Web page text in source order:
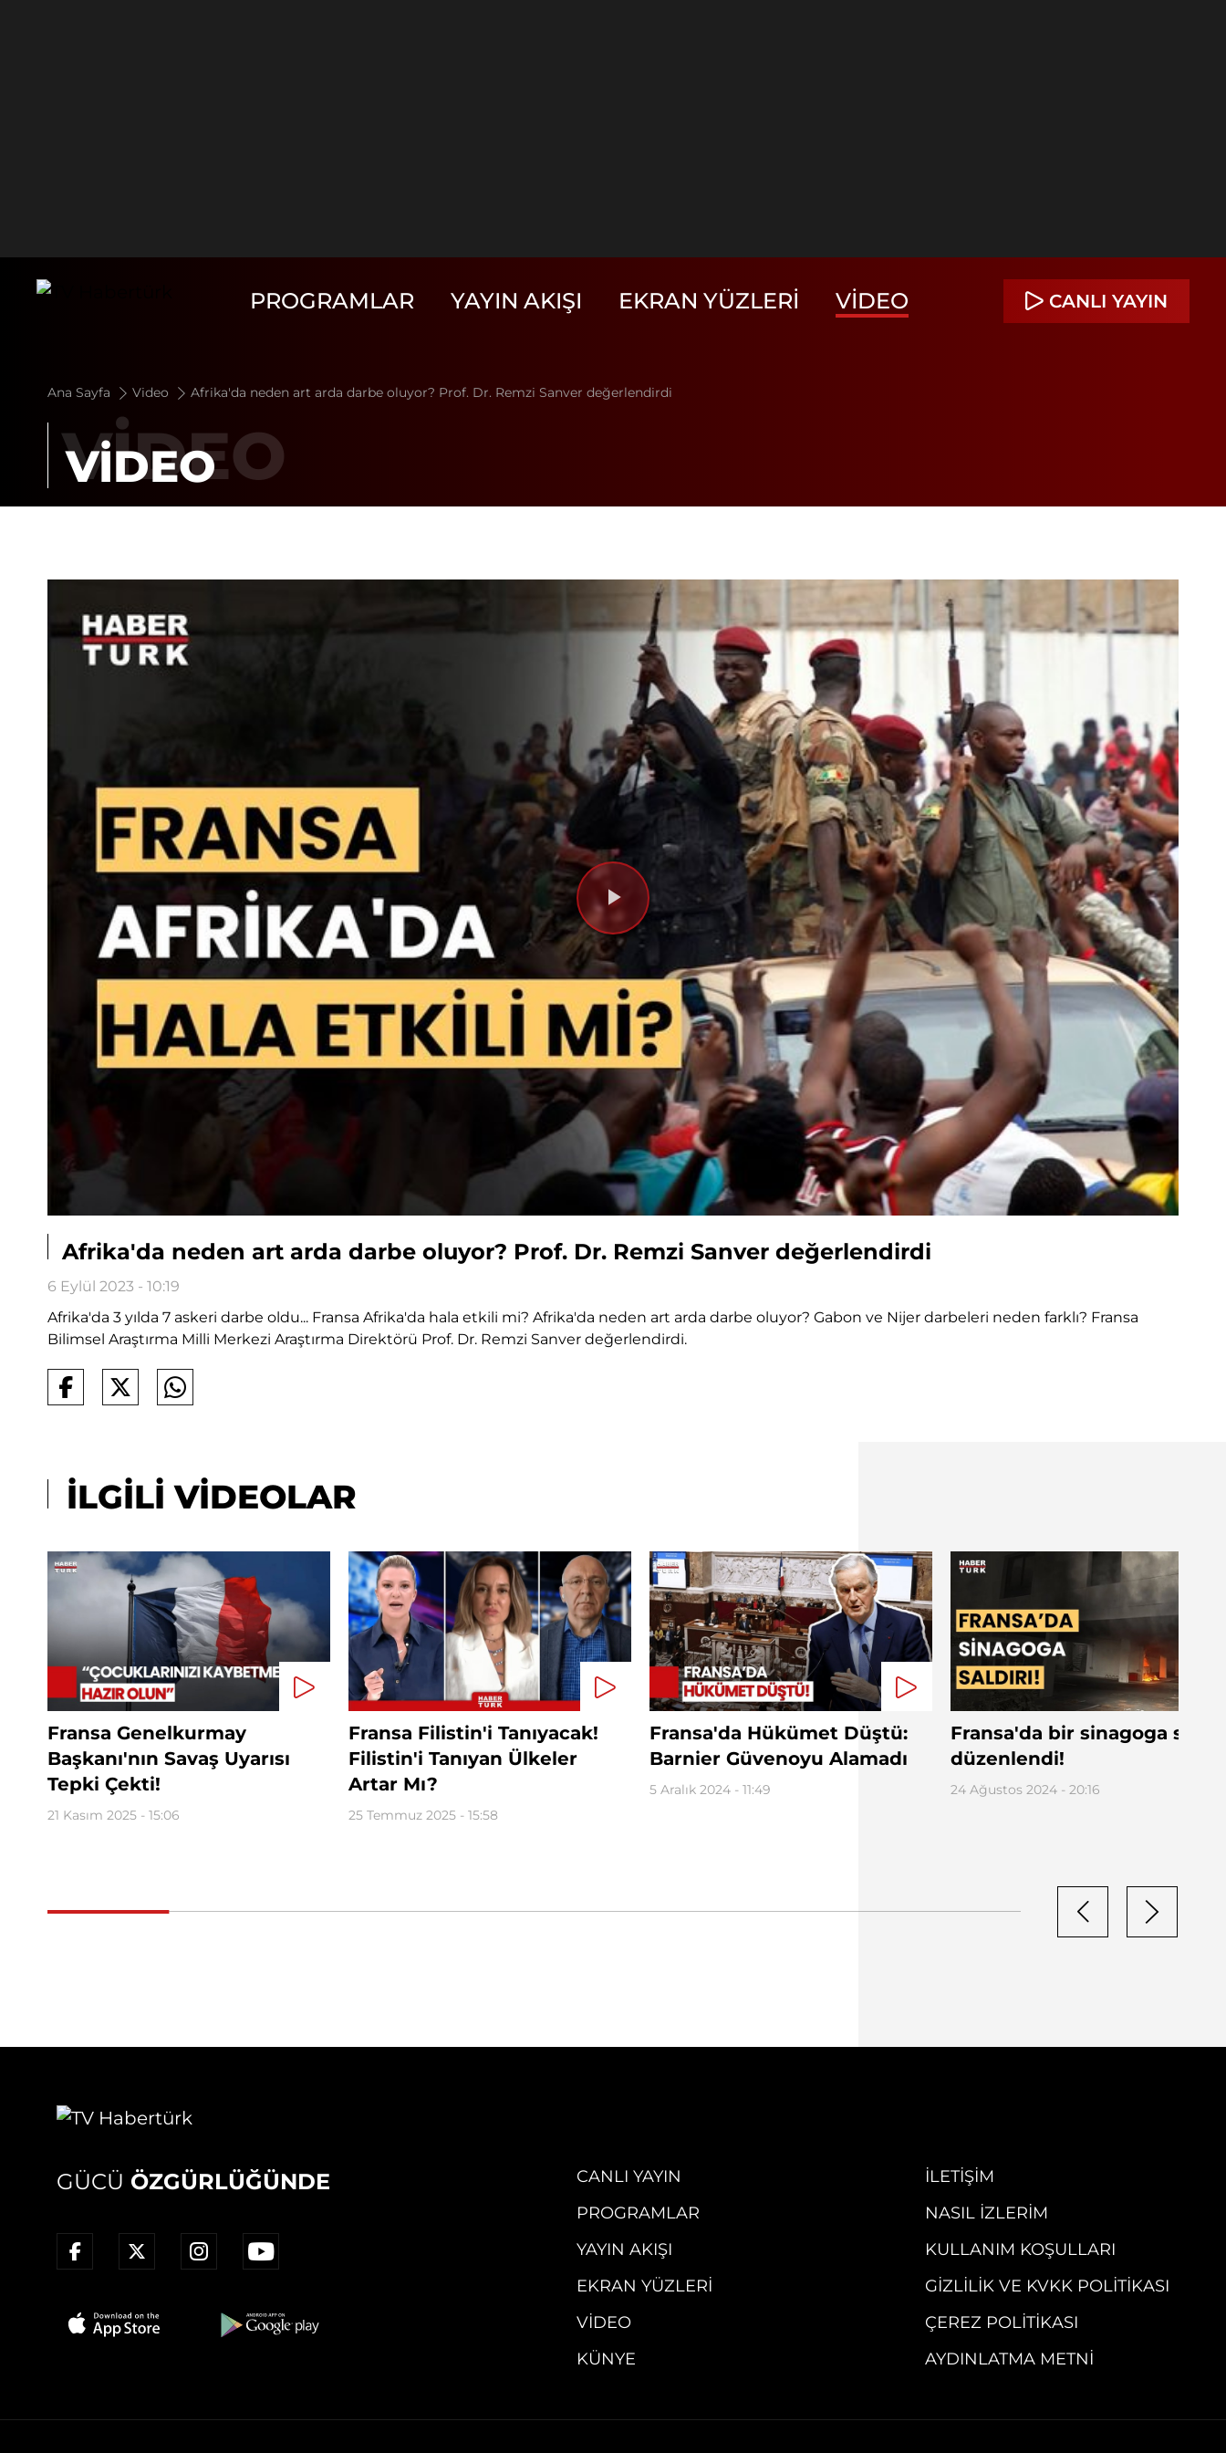
PROGRAMLAR YAYIN AKIŞI EKRAN YÜZLERI VIDEO CANLI YAYIN
Ana Sayfa Video Afrika'da neden art arda darbe oluyor? Prof. Dr. Remzi Sanver değerlendirdi
VİDEO
Videoyu
Oynat
Afrika'da neden art arda darbe oluyor? Prof. Dr. Remzi Sanver değerlendirdi
6 Eylül 2023 - 10:19
Afrika'da 3 yılda 7 askeri darbe oldu... Fransa Afrika'da hala etkili mi? Afrika'da neden art arda darbe oluyor? Gabon ve Nijer darbeleri neden farklı? Fransa
Bilimsel Araştırma Milli Merkezi Araştırma Direktörü Prof. Dr. Remzi Sanver değerlendirdi.
İLGİLİ VİDEOLAR
Fransa Genelkurmay
Başkanı'nın Savaş Uyarısı
Tepki Çekti!
21 Kasım 2025 - 15:06
Fransa Filistin'i Tanıyacak!
Filistin'i Tanıyan Ülkeler
Artar Mı?
25 Temmuz 2025 - 15:58
Fransa'da Hükümet Düştü:
Barnier Güvenoyu Alamadı
5 Aralık 2024 - 11:49
Fransa'da bir sinagoga
düzenlendi!
24 Ağustos 2024 - 20:16
GÜCÜ ÖZGÜRLÜĞÜNDE
CANLI YAYIN
PROGRAMLAR
YAYIN AKIŞI
EKRAN YÜZLERI
VIDEO
KÜNYE
İLETIŞIM
NASIL İZLERIM
KULLANIM KOŞULLARI
GIZLILIK VE KVKK POLITIKASI
ÇEREZ POLITIKASI
AYDINLATMA METNI